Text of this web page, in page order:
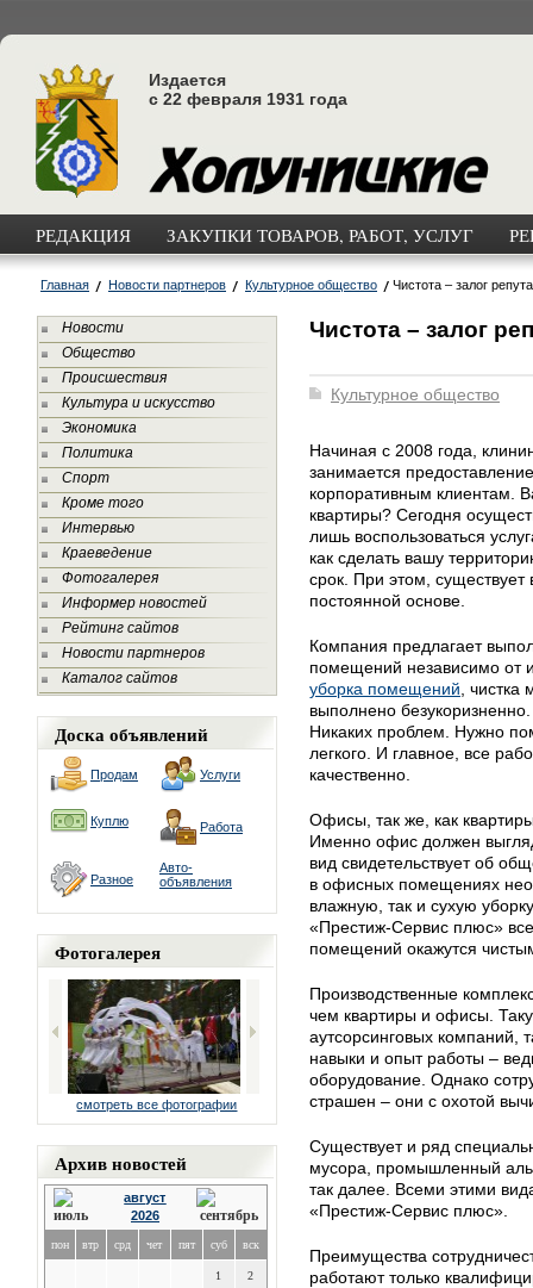
Издается
с 22 февраля 1931 года
РЕДАКЦИЯ ЗАКУПКИ ТОВАРОВ, РАБОТ, УСЛУГ
Главная Новости партнеров Культурное общество Чистота – залог
Новости
Общество
Происшествия
Культура и искусство
Экономика
Политика
Спорт
Кроме того
Интервью
Краеведение
Фотогалерея
Информер новостей
Рейтинг сайтов
Новости партнеров
Каталог сайтов
Доска объявлений
Продам Услуги
Куплю Работа
Разное
Авто-
объявления
Фотогалерея
смотреть все фотографии
Архив новостей
август
2026
пон втр срд чет пят суб вск
1 2
Чистота – залог
Культурное общество
Начиная с 2008 года,
занимается
корпоративным клиентам.
квартиры? Сегодня
лишь воспользоваться
как сделать вашу
срок. При этом, существует
постоянной основе.
Компания предлагает
помещений независимо от
уборка помещений ,
выполнено
Никаких проблем. Нужно
легкого. И главное, все
качественно.
Офисы, так же, как
Именно офис должен
вид свидетельствует об
в офисных помещениях
влажную, так и сухую
«Престиж-Сервис плюс»
помещений окажутся
Производственные
чем квартиры и офисы.
аутсорсинговых компаний,
навыки и опыт работы –
оборудование. Однако
страшен – они с охотой
Существует и ряд
мусора, промышленный
так далее. Всеми этими
«Престиж-Сервис плюс».
Преимущества
работают только